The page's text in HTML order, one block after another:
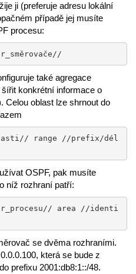
ji (preferuje adresu lokální
případě jej musíte
procesu:
také agregace
konkrétní informace o
Celou oblast lze shrnout do
range //prefix/dél
OSPF, pak musíte
níž rozhraní patří:
area //identi
se dvěma rozhraními.
která se bude z
prefixu 2001:db8:1::/48.